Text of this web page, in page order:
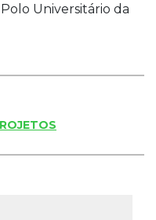
Universitário da